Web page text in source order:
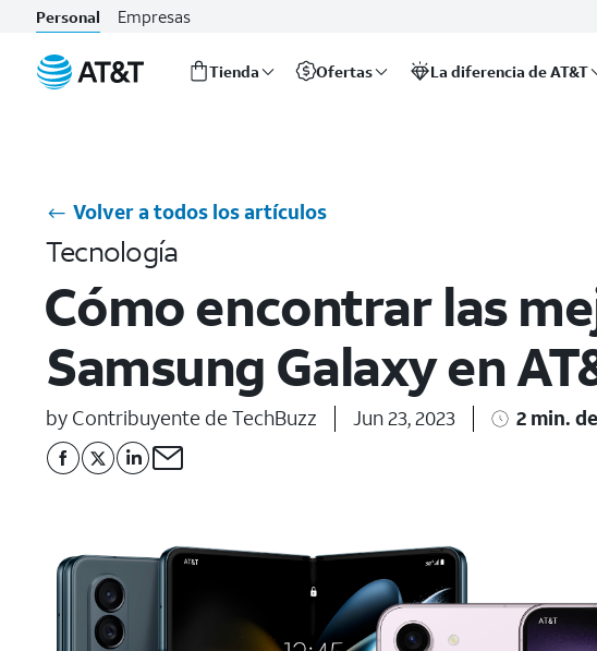
Personal Empresas
Tienda Ofertas La diferencia de AT&T
Volver a todos los artículos
Tecnología
Cómo encontrar las
Samsung Galaxy en
by Contribuyente de TechBuzz Jun 23, 2023 2 min.